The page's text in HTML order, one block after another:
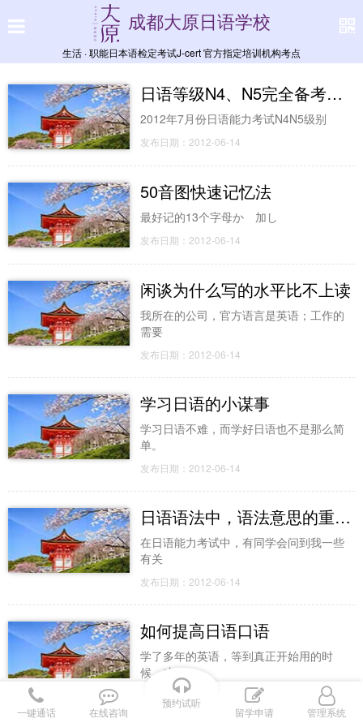
成都大原日语学校
生活 · 职能日本语检定考试J-cert 官方指定培训机构考点
日语等级N4、N5完全备考手册
2012年7月份日语能力考试N4N5级别
发布日期：2012-06-14
50音图快速记忆法
最好记的13个字母か 加し
发布日期：2012-06-14
闲谈为什么写的水平比不上读
我所在的公司，官方语言是英语；工作的
需要
发布日期：2012-06-14
学习日语的小谋事
学习日语不难，而学好日语也不是那么简
单。
发布日期：2012-06-14
日语语法中，语法意思的重要性！
在日语能力考试中，有同学会问到我一些
有关
发布日期：2012-06-14
如何提高日语口语
学了多年的英语，等到真正开始用的时
候，才
发布日期：2012-06-14
一键通话
在线咨询
预约试听
留学申请 管理系统